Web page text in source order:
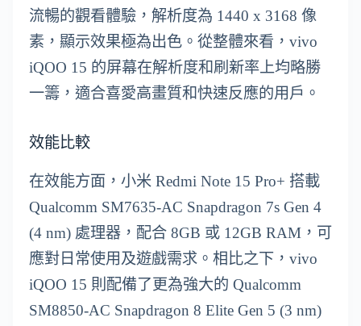
流暢的觀看體驗，解析度為 1440 x 3168 像
素，顯示效果極為出色。從整體來看，vivo
iQOO 15 的屏幕在解析度和刷新率上均略勝
一籌，適合喜愛高畫質和快速反應的用戶。
效能比較
在效能方面，小米 Redmi Note 15 Pro+ 搭載
Qualcomm SM7635-AC Snapdragon 7s Gen 4
(4 nm) 處理器，配合 8GB 或 12GB RAM，可
應對日常使用及遊戲需求。相比之下，vivo
iQOO 15 則配備了更為強大的 Qualcomm
SM8850-AC Snapdragon 8 Elite Gen 5 (3 nm)